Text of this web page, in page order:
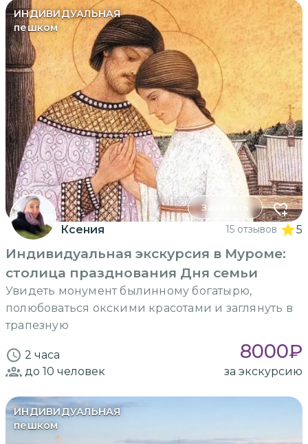
ИНДИВИДУАЛЬНАЯ
пешком
Заказать
Ксения 15 отзывов 5
Индивидуальная экскурсия в Муроме:
столица празднования Дня семьи
Увидеть монумент былинному богатырю,
полюбоваться окскими красотами и заглянуть в
трапезную
2 часа 8000₽
до 10 человек за экскурсию
ИНДИВИДУАЛЬНАЯ
пешком